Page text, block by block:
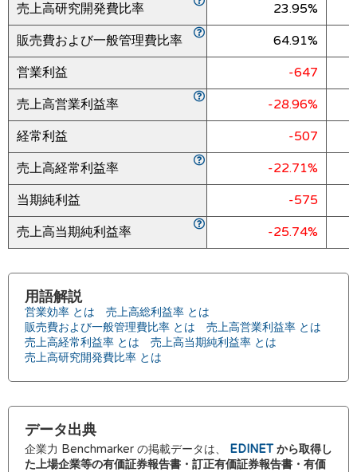
売上高研究開発費比率
23.95%
販売費および一般管理費比率
64.91%
営業利益
-647
売上高営業利益率
-28.96%
経常利益
-507
売上高経常利益率
-22.71%
当期純利益
-575
売上高当期純利益率
-25.74%
用語解説
営業効率 とは
売上高総利益率 とは
販売費および一般管理費比率 とは
売上高営業利益率 とは
売上高経常利益率 とは
売上高当期純利益率 とは
売上高研究開発費比率 とは
データ出典
企業力 Benchmarker の掲載データは、 EDINETから取得し
た上場企業等の有価証券報告書・訂正有価証券報告書・有価